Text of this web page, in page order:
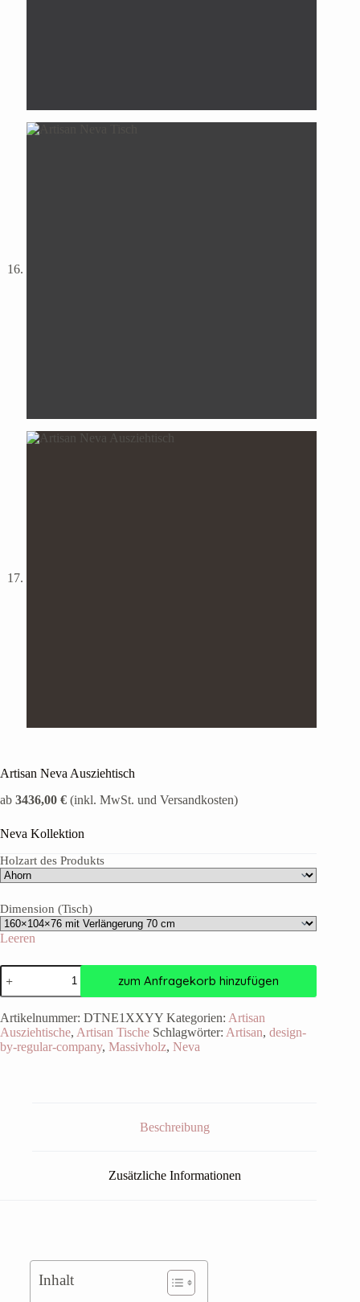
Artisan Neva Ausziehtisch
ab 3436,00 € (inkl. MwSt. und Versandkosten)
Neva Kollektion
Holzart des Produkts
Dimension (Tisch)
Leeren
zum Anfragekorb hinzufügen
Artikelnummer: DTNE1XXYY Kategorien: Artisan
Ausziehtische, Artisan Tische Schlagwörter: Artisan, design-
by-regular-company, Massivholz, Neva
Beschreibung
Zusätzliche Informationen
Inhalt